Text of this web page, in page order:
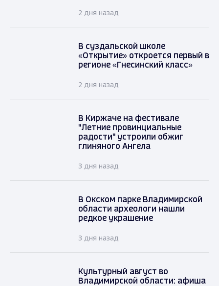
2 дня назад
В суздальской школе
«Открытие» откроется первый в
регионе «Гнесинский класс»
2 дня назад
В Киржаче на фестивале
"Летние провинциальные
радости" устроили обжиг
глиняного Ангела
3 дня назад
В Окском парке Владимирской
области археологи нашли
редкое украшение
3 дня назад
Культурный август во
Владимирской области: афиша